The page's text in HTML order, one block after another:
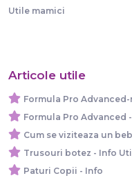
Utile mamici
Articole utile
Formula Pro
Formula Pro Advanced
Cum se viziteaza un
Trusouri botez - Info
Paturi Copii - Info